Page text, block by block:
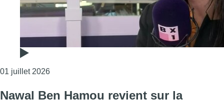
01 juillet 2026Consulter l'article "Zakia Khattabi évoque un
Nawal Ben Hamou revient sur la